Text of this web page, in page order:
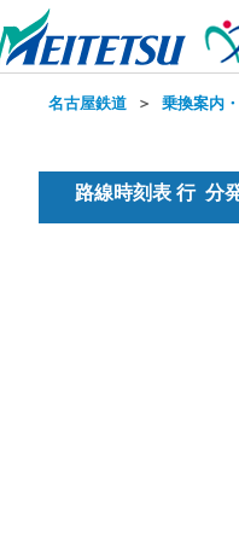
名古屋鉄道 ＞ 乗換案内
路線時刻表 行 分